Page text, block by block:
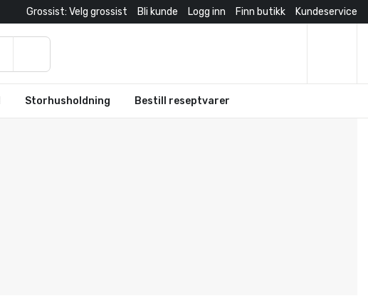
Grossist: Velg grossist Bli kunde Logg inn Finn butikk Kundeservice
Storhusholdning Bestill reseptvarer